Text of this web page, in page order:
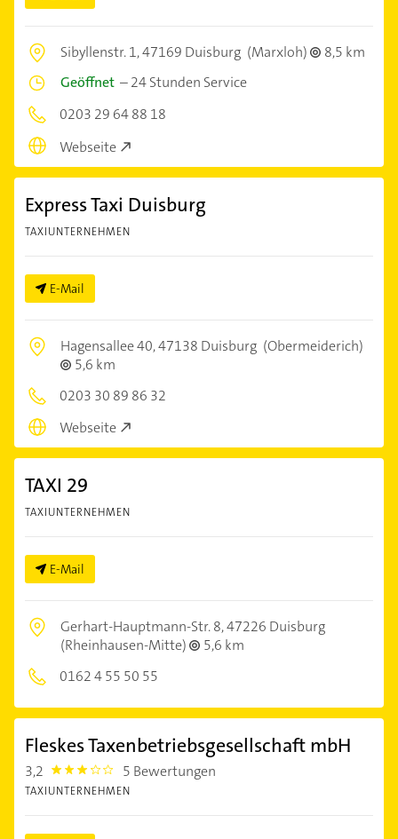
Sibyllenstr. 1,47169 Duisburg (Marxloh)
8,5 km
Geöffnet –24 Stunden Service
0203 29 64 88 18
Webseite
Express Taxi Duisburg
TAXIUNTERNEHMEN
E-Mail
Hagensallee 40,47138 Duisburg (Obermeiderich)
5,6 km
0203 30 89 86 32
Webseite
TAXI 29
TAXIUNTERNEHMEN
E-Mail
Gerhart-Hauptmann-Str. 8,47226 Duisburg
(Rheinhausen-Mitte)
5,6 km
0162 4 55 50 55
Fleskes Taxenbetriebsgesellschaft mbH
3,2 3.2 5 Bewertungen
TAXIUNTERNEHMEN